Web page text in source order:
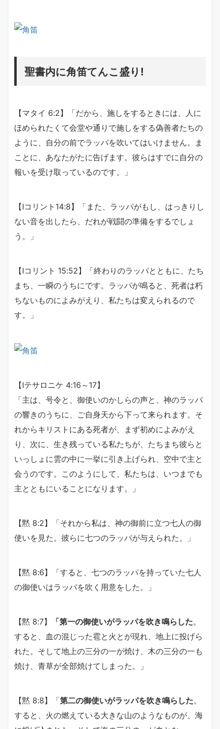
聖書内に角笛てんこ盛り!
【マタイ 6:2】「だから、施しをするときには、人に
ほめられたくて会堂や通りで施しをする偽善者たちの
ように、自分の前でラッパを吹いてはいけません。ま
ことに、あなたがたに告げます。彼らはすでに自分の
報いを受け取っているのです。」
【Ⅰコリント14:8】「また、ラッパがもし、はっきりし
ない音を出したら、だれが戦闘の準備をするでしょ
う。」
【Ⅰコリント 15:52】
「終わりのラッパとともに、たち
まち、一瞬のうちにです。ラッパが鳴ると、死者は朽
ちないものによみがえり、私たちは変えられるので
す。」
【Ⅰテサロニケ 4:16～17】
「主は、号令と、御使いのかしらの声と、神のラッパ
の響きのうちに、ご自身天から下って来られます。そ
れからキリストにある死者が、まず初めによみがえ
り、次に、生き残っている私たちが、たちまち彼らと
いっしょに雲の中に一挙に引き上げられ、空中で主と
会うのです。このようにして、私たちは、いつまでも
主とともにいることになります。」
【黙 8:2】「それから私は、神の御前に立つ七人の御
使いを見た。彼らに七つのラッパが与えられた。」
【黙 8:6】「すると、七つのラッパを持っていた七人
の御使いはラッパを吹く用意をした。」
【黙 8:7】 「第一の御使いがラッパを吹き鳴らした。
すると、血の混じった雹と火とが現れ、地上に投げら
れた。そして地上の三分の一が焼け、木の三分の一も
焼け、青草が全部焼けてしまった。」
【黙 8:8】「第二の御使いがラッパを吹き鳴らした。
すると、火の燃えている大きな山のようなものが、海